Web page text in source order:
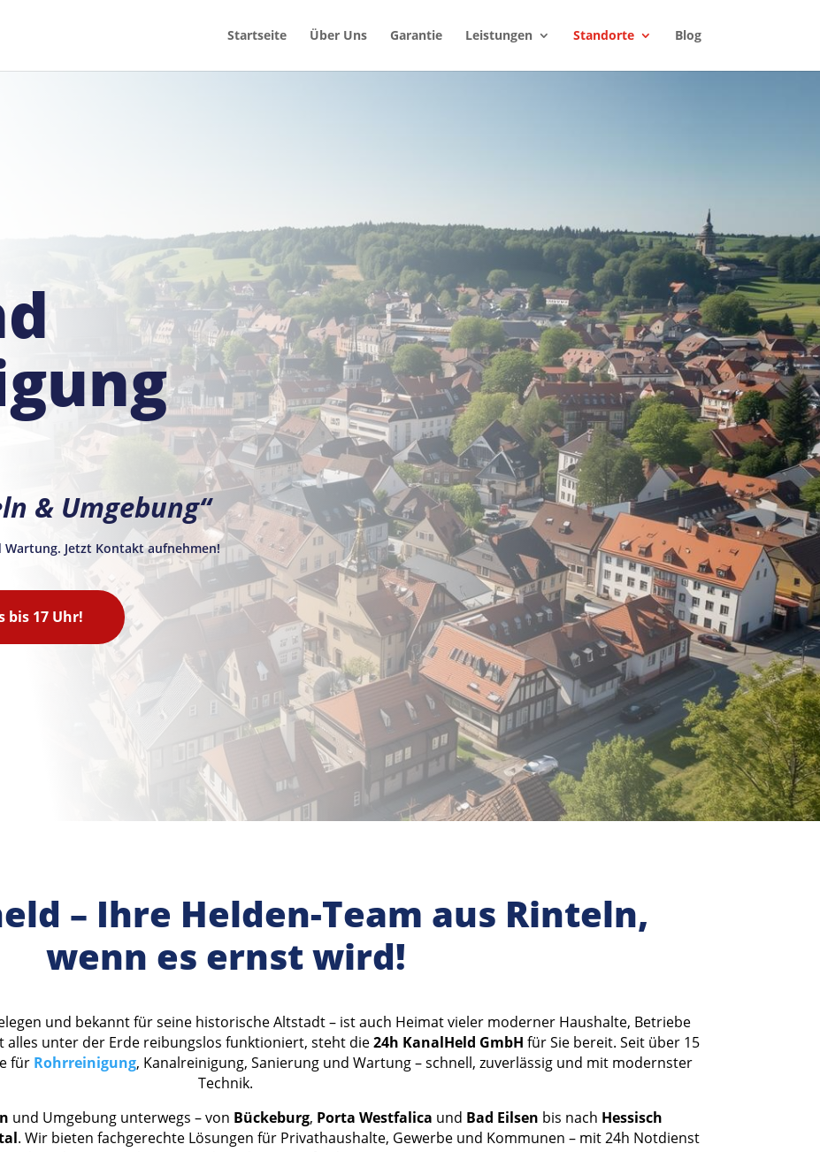
Startseite Über Uns Garantie Leistungen Standorte Blog
& Umgebung“
Jetzt Kontakt aufnehmen!
bis 17 Uhr!
– Ihre Helden-Team aus Rinteln,
wenn es ernst wird!
und bekannt für seine historische Altstadt – ist auch Heimat vieler moderner Haushalte, Betriebe
unter der Erde reibungslos funktioniert, steht die24h KanalHeld GmbH für Sie bereit. Seit über 15
für Rohrreinigung, Kanalreinigung, Sanierung und Wartung – schnell, zuverlässig und mit modernster
Technik.
und Umgebung unterwegs – von Bückeburg, Porta Westfalica und Bad Eilsen bis nach Hessisch
. Wir bieten fachgerechte Lösungen für Privathaushalte, Gewerbe und Kommunen – mit 24h Notdienst